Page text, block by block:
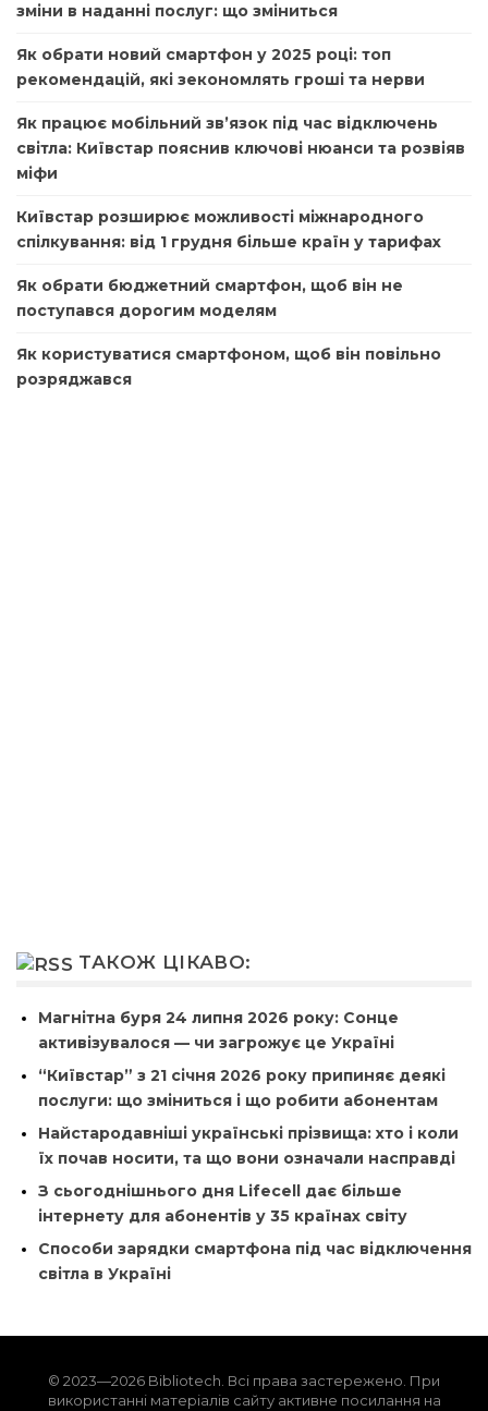
зміни в наданні послуг: що зміниться
Як обрати новий смартфон у 2025 році: топ
рекомендацій, які зекономлять гроші та нерви
Як працює мобільний зв’язок під час відключень
світла: Київстар пояснив ключові нюанси та розвіяв
міфи
Київстар розширює можливості міжнародного
спілкування: від 1 грудня більше країн у тарифах
Як обрати бюджетний смартфон, щоб він не
поступався дорогим моделям
Як користуватися смартфоном, щоб він повільно
розряджався
ТАКОЖ ЦІКАВО:
Магнітна буря 24 липня 2026 року: Сонце
активізувалося — чи загрожує це Україні
“Київстар” з 21 січня 2026 року припиняє деякі
послуги: що зміниться і що робити абонентам
Найстародавніші українські прізвища: хто і коли
їх почав носити, та що вони означали насправді
З сьогоднішнього дня Lifecell дає більше
інтернету для абонентів у 35 країнах світу
Способи зарядки смартфона під час відключення
світла в Україні
© 2023—2026 Bibliotech. Всі права застережено. При
використанні матеріалів сайту активне посилання на